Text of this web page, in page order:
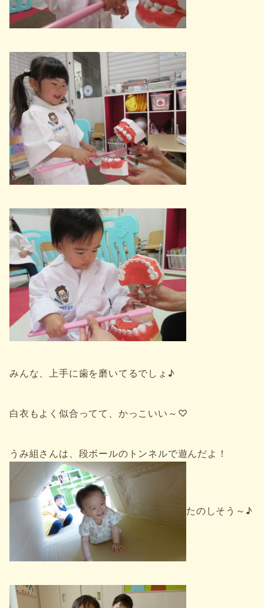
みんな、上手に歯を磨いてるでしょ♪
白衣もよく似合ってて、かっこいい～♡
うみ組さんは、段ボールのトンネルで遊んだよ！
たのしそう～♪